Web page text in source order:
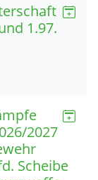
1.97.
2027
Scheibe